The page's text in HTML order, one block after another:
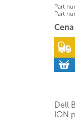
Part
Part
Dell
ION